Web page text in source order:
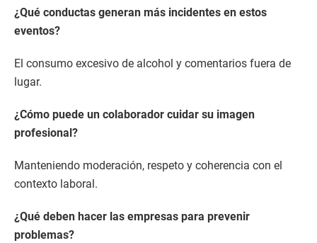
¿Qué conductas generan más incidentes en estos
eventos?
El consumo excesivo de alcohol y comentarios fuera de
lugar.
¿Cómo puede un colaborador cuidar su imagen
profesional?
Manteniendo moderación, respeto y coherencia con el
contexto laboral.
¿Qué deben hacer las empresas para prevenir
problemas?